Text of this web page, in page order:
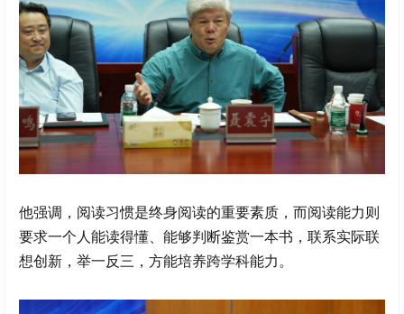
他强调，阅读习惯是终身阅读的重要素质，而阅读能力则
要求一个人能读得懂、能够判断鉴赏一本书，联系实际联
想创新，举一反三，方能培养跨学科能力。